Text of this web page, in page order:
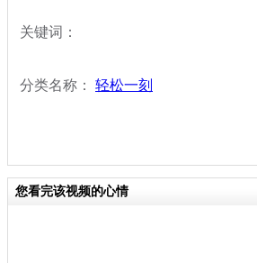
关键词：
分类名称： 轻松一刻
您看完该视频的心情